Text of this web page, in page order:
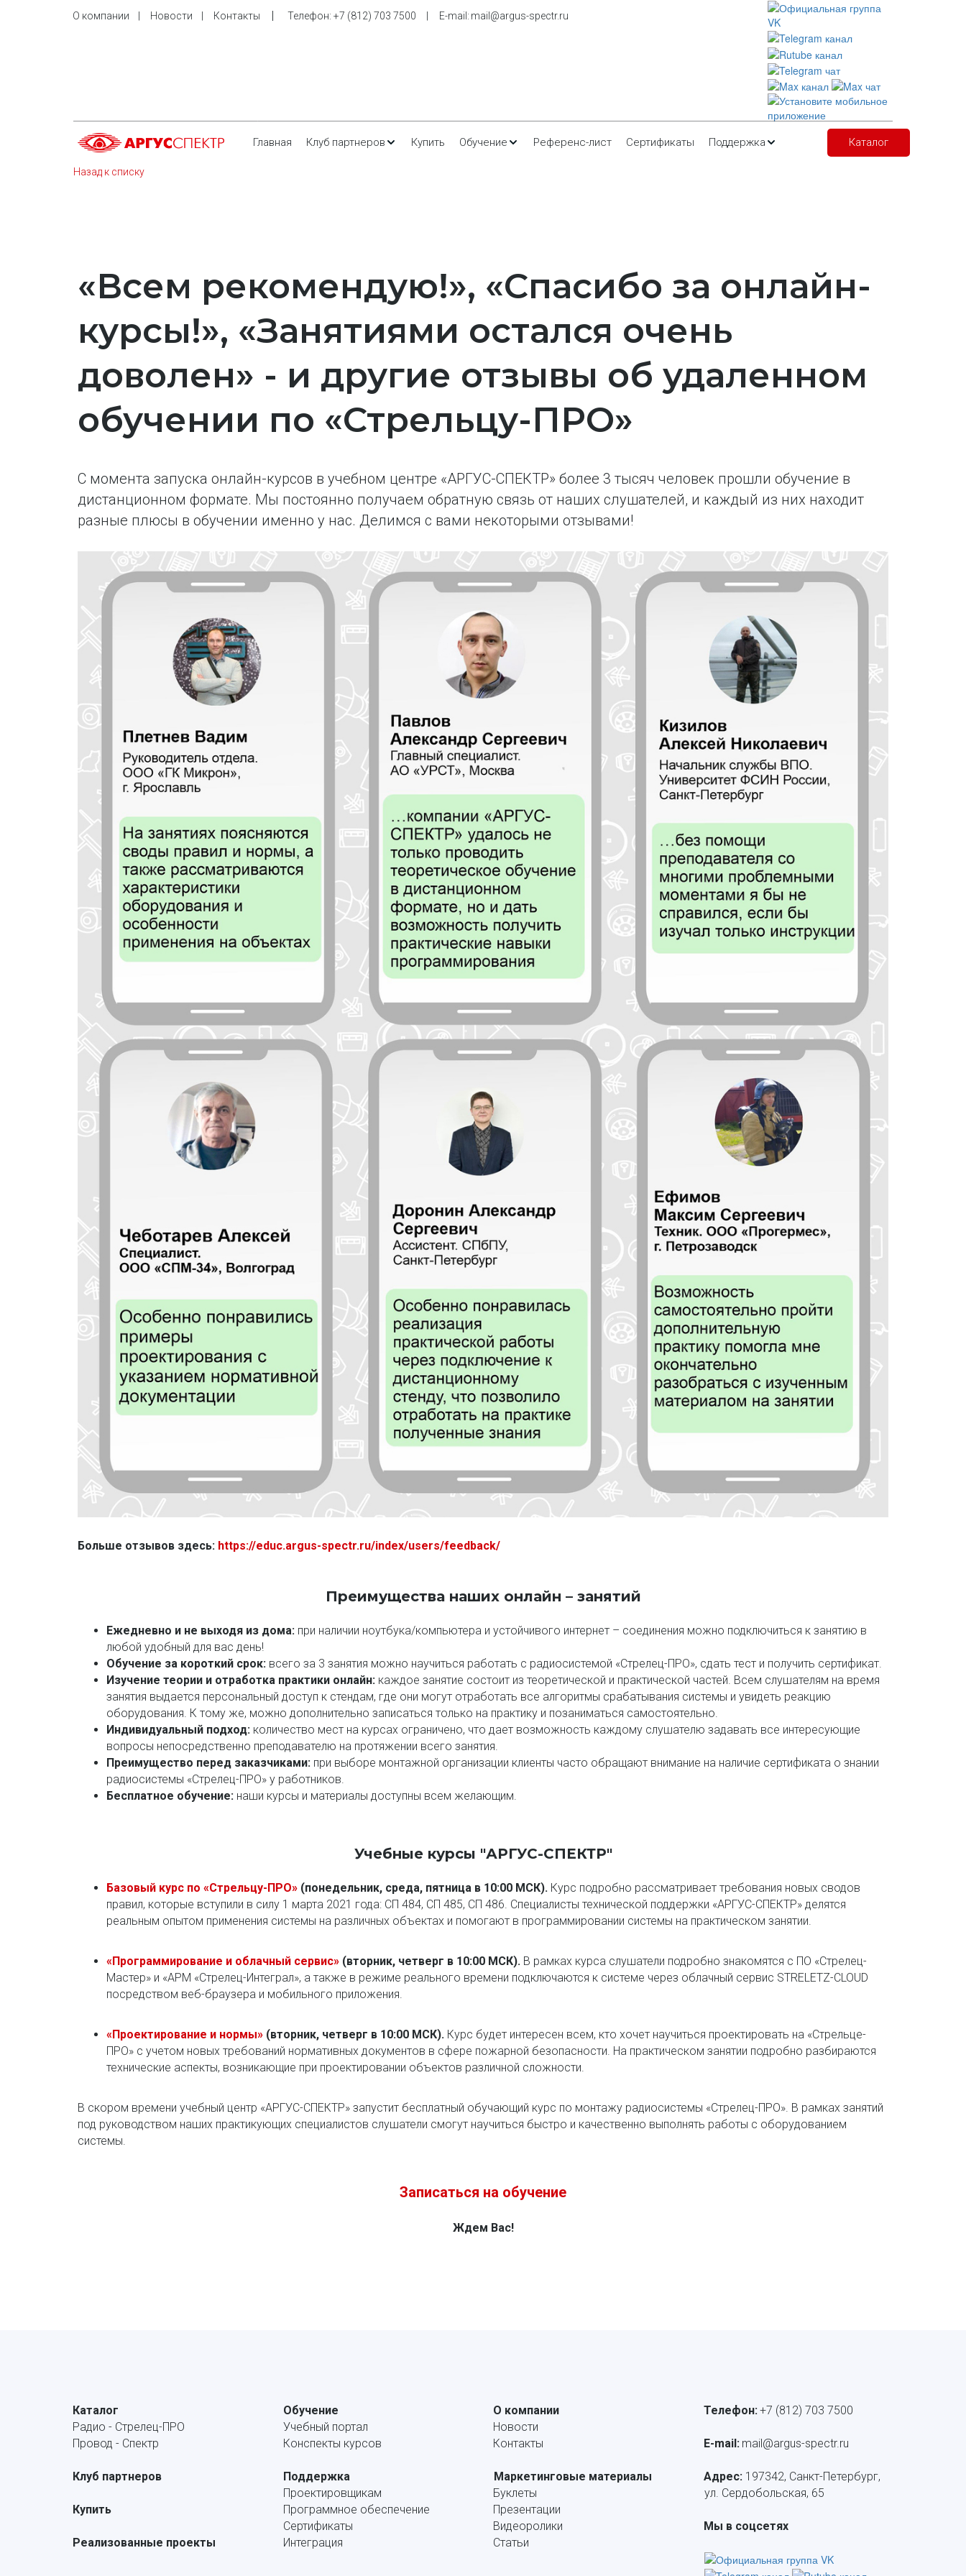
О компании Новости Контакты
    |
Телефон: +7 (812) 703 7500
     |     E-m
ail: mail@argus-spectr.ru
Главная Клуб партнеров Купить Обучение Референс-лист Сертификаты Поддержка Каталог
Назад к списку
«Всем рекомендую!», «Спасибо за онлайн-
курсы!», «Занятиями остался очень
доволен» - и другие отзывы об удаленном
обучении по «Стрельцу-ПРО»
С момента запуска онлайн-курсов в учебном центре «АРГУС-СПЕКТР» более 3 тысяч человек прошли обучение в
дистанционном формате. Мы постоянно получаем обратную связь от наших слушателей, и каждый из них находит
разные плюсы в обучении именно у нас. Делимся с вами некоторыми отзывами!
Больше отзывов здесь: https://educ.argus-spectr.ru/index/users/feedback/
Преимущества наших онлайн – занятий
Ежедневно и не выходя из дома: при наличии ноутбука/компьютера и устойчивого интернет – соединения можно подключиться к занятию в
любой удобный для вас день!
Обучение за короткий срок: всего за 3 занятия можно научиться работать с радиосистемой «Стрелец-ПРО», сдать тест и получить сертификат.
Изучение теории и отработка практики онлайн: каждое занятие состоит из теоретической и практической частей. Всем слушателям на время
занятия выдается персональный доступ к стендам, где они могут отработать все алгоритмы срабатывания системы и увидеть реакцию
оборудования. К тому же, можно дополнительно записаться только на практику и позаниматься самостоятельно.
Индивидуальный подход: количество мест на курсах ограничено, что дает возможность каждому слушателю задавать все интересующие
вопросы непосредственно преподавателю на протяжении всего занятия.
Преимущество перед заказчиками: при выборе монтажной организации клиенты часто обращают внимание на наличие сертификата о знании
радиосистемы «Стрелец-ПРО» у работников.
Бесплатное обучение: наши курсы и материалы доступны всем желающим.
Учебные курсы "АРГУС-СПЕКТР"
Базовый курс по «Стрельцу-ПРО» (понедельник, среда, пятница в 10:00 МСК). Курс подробно рассматривает требования новых сводов
правил, которые вступили в силу 1 марта 2021 года: СП 484, СП 485, СП 486. Специалисты технической поддержки «АРГУС-СПЕКТР» делятся
реальным опытом применения системы на различных объектах и помогают в программировании системы на практическом занятии.
«Программирование и облачный сервис» (вторник, четверг в 10:00 МСК). В рамках курса слушатели подробно знакомятся с ПО «Стрелец-
Мастер» и «АРМ «Стрелец-Интеграл», а также в режиме реального времени подключаются к системе через облачный сервис STRELETZ-CLOUD
посредством веб-браузера и мобильного приложения.
«Проектирование и нормы» (вторник, четверг в 10:00 МСК). Курс будет интересен всем, кто хочет научиться проектировать на «Стрельце-
ПРО» с учетом новых требований нормативных документов в сфере пожарной безопасности. На практическом занятии подробно разбираются
технические аспекты, возникающие при проектировании объектов различной сложности.
В скором времени учебный центр «АРГУС-СПЕКТР» запустит бесплатный обучающий курс по монтажу радиосистемы «Стрелец-ПРО». В рамках занятий
под руководством наших практикующих специалистов слушатели смогут научиться быстро и качественно выполнять работы с оборудованием
системы.
Записаться на обучение
Ждем Вас!
Каталог
Радио - Стрелец-ПРО
Провод - Спектр
Клуб партнеров
Купить
Реализованные проекты
Обучение
Учебный портал
Конспекты курсов
Поддержка
Проектировщикам
Программное обеспечение
Сертификаты
Интеграция
О компании
Новости
Контакты
Маркетинговые материалы
Буклеты
Презентации
Видеоролики
Статьи
Телефон:+7 (812) 703 7500
E-mail: mail@argus-spectr.ru
Адрес: 197342, Санкт-Петербург,
ул. Сердобольская, 65
Мы в соцсетях